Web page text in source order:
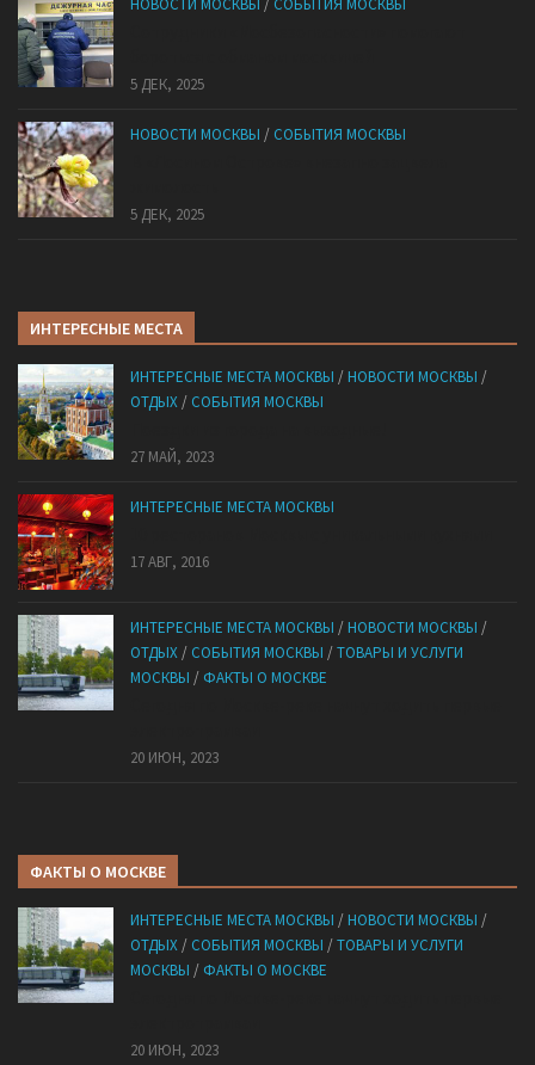
НОВОСТИ МОСКВЫ / СОБЫТИЯ МОСКВЫ
5 ДЕК, 2025
НОВОСТИ МОСКВЫ / СОБЫТИЯ МОСКВЫ
5 ДЕК, 2025
ИНТЕРЕСНЫЕ МЕСТА
ИНТЕРЕСНЫЕ МЕСТА МОСКВЫ /НОВОСТИ МОСКВЫ /
ОТДЫХ / СОБЫТИЯ МОСКВЫ
27 МАЙ, 2023
ИНТЕРЕСНЫЕ МЕСТА МОСКВЫ
17 АВГ, 2016
ИНТЕРЕСНЫЕ МЕСТА МОСКВЫ /НОВОСТИ МОСКВЫ /
ОТДЫХ / СОБЫТИЯ МОСКВЫ /ТОВАРЫ И УСЛУГИ
МОСКВЫ / ФАКТЫ О МОСКВЕ
20 ИЮН, 2023
ФАКТЫ О МОСКВЕ
ИНТЕРЕСНЫЕ МЕСТА МОСКВЫ /НОВОСТИ МОСКВЫ /
ОТДЫХ / СОБЫТИЯ МОСКВЫ /ТОВАРЫ И УСЛУГИ
МОСКВЫ / ФАКТЫ О МОСКВЕ
20 ИЮН, 2023